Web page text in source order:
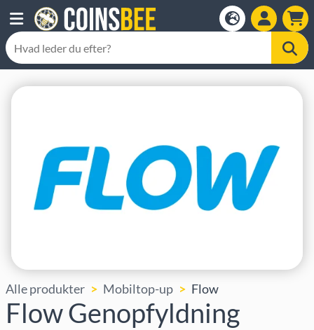
Alle produkter Mobiltop-up Flow
Flow Genopfyldning